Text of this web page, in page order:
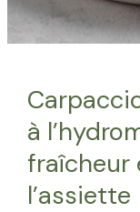
à
fraîcheur
l’assiette